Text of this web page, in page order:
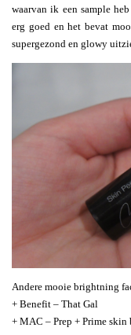
waarvan ik een sample
erg goed en het bevat
supergezond en glowy
Andere mooie brightning
+ Benefit – That Gal
+ MAC – Prep + Prime skin